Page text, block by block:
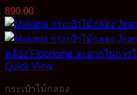
890.00
Quick View
กระเป๋าไม้กลอง